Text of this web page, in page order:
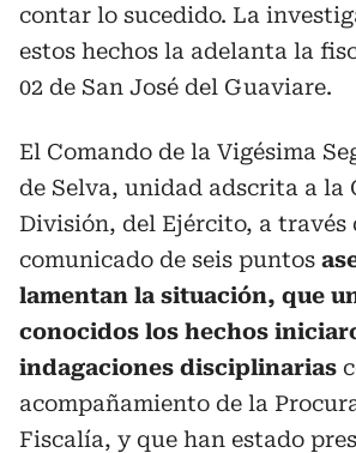
contar lo sucedido. La
estos hechos la adelanta la
02 de San José del Guaviare.
El Comando de la Vigésima
de Selva, unidad adscrita a la
División, del Ejército, a través
comunicado de seis puntos
lamentan la situación, que
conocidos los hechos
indagaciones disciplinarias
acompañamiento de la
Fiscalía, y que han estado